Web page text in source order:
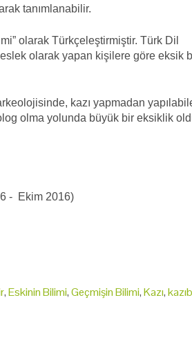
tanımlanabilir.
olarak Türkçeleştirmiştir. Türk Dil
olarak yapan kişilere göre eksik
kazı yapmadan
olma yolunda büyük bir eksiklik
- Ekim 2016)
,Eskinin Bilimi,Geçmişin Bilimi,Kazı,